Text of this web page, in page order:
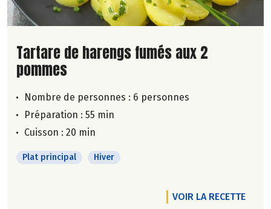
Lire la suite de la recette
Tartare de harengs fumés aux 2
pommes
Nombre de personnes : 6 personnes
Préparation : 55 min
Cuisson : 20 min
Plat principal Hiver
VOIR LA RECETTE